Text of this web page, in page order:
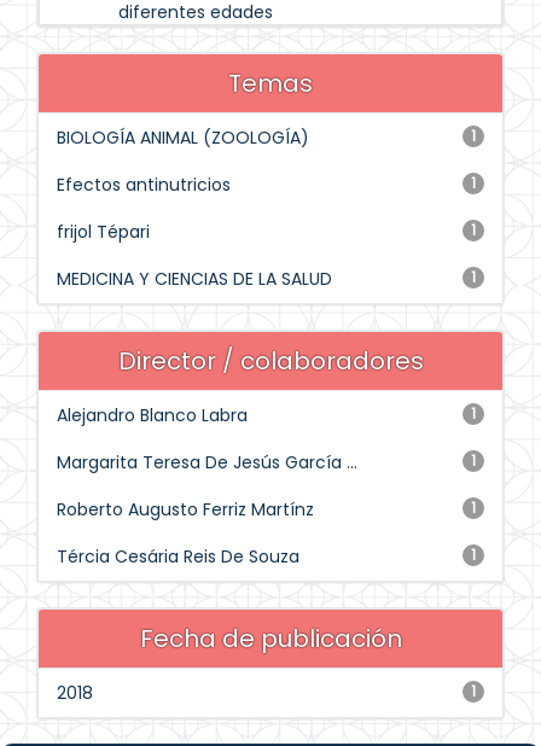
diferentes edades
Temas
1
BIOLOGÍA ANIMAL (ZOOLOGÍA)
1
Efectos antinutricios
1
frijol Tépari
1
MEDICINA Y CIENCIAS DE LA SALUD
Director / colaboradores
1
Alejandro Blanco Labra
1
Margarita Teresa De Jesús García ...
1
Roberto Augusto Ferriz Martínz
1
Tércia Cesária Reis De Souza
Fecha de publicación
1
2018